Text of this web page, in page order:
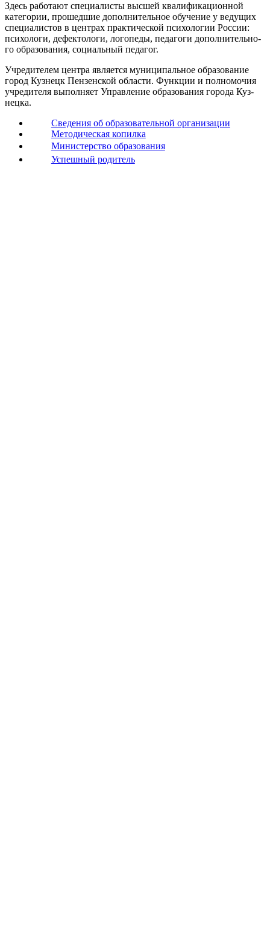
Здесь рабо­та­ют спе­ци­а­ли­сты выс­шей ква­ли­фи­ка­ци­он­ной
кате­го­рии, про­шед­шие допол­ни­тель­ное обу­че­ние у веду­щих
спе­ци­а­ли­стов в цен­трах прак­ти­че­ской пси­хо­ло­гии Рос­сии:
пси­хо­ло­ги, дефек­то­ло­ги, лого­пе­ды, педа­го­ги допол­ни­тель­но­
го обра­зо­ва­ния, соци­аль­ный педа­гог.
Учре­ди­те­лем цен­тра явля­ет­ся муни­ци­паль­ное обра­зо­ва­ние
город Куз­нецк Пен­зен­ской обла­сти. Функ­ции и пол­но­мо­чия
учре­ди­те­ля выпол­ня­ет Управ­ле­ние обра­зо­ва­ния горо­да Куз­
нец­ка.
Сведения об образовательной организации
Методическая копилка
Министерство образования
Успешный родитель